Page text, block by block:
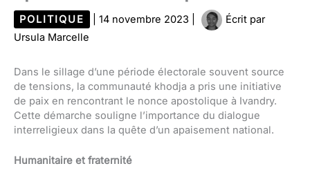
POLITIQUE 14 novembre 2023
Écrit par
Ursula Marcelle
Dans le sillage d’une période électorale souvent source
de tensions, la communauté khodja a pris une initiative
de paix en rencontrant le nonce apostolique à Ivandry.
Cette démarche souligne l’importance du dialogue
interreligieux dans la quête d’un apaisement national.
Humanitaire et fraternité